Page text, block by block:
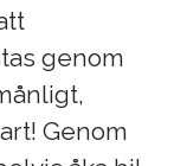
genom
Genom